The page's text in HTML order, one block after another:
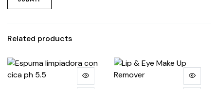
Related products